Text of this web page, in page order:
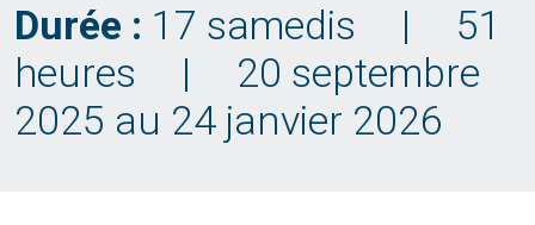
Durée : 17 samedis |
51
heures
|
20 septembre
2025 au 24 janvier 2026